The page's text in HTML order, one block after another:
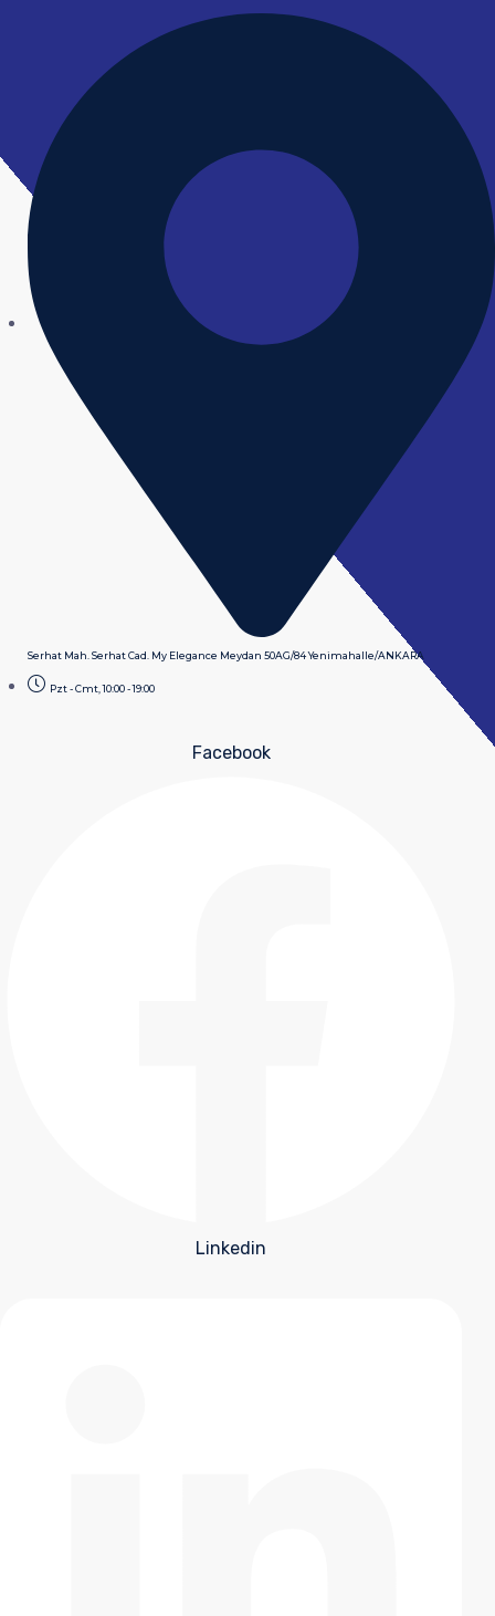
Serhat Mah. Serhat Cad. My Elegance Meydan 50AG/84 Yenimahalle/ANKARA
Pzt - Cmt, 10:00 - 19:00
Facebook
Linkedin